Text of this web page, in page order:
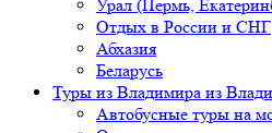
Урал (Пермь,
Отдых в России и СНГ
Абхазия
Беларусь
Туры из Владимира из
Автобусные туры на